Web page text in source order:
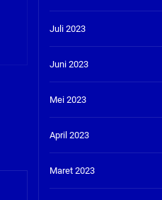
Juli 2023
Juni 2023
Mei 2023
April 2023
Maret 2023